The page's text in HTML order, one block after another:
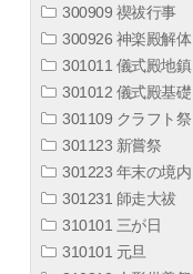
300909 禊祓行事
300926 神楽殿解体
301011 儀式殿地鎮
301012 儀式殿基礎
301109 クラフト祭
301123 新嘗祭
301223 年末の境内
301231 師走大祓
310101 三が日
310101 元旦